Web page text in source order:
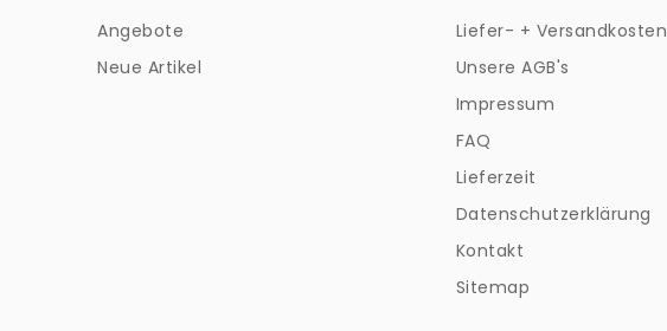
Angebote
Neue Artikel
Liefer- + Versandkosten
Unsere AGB's
Impressum
FAQ
Lieferzeit
Datenschutzerklärung
Kontakt
Sitemap